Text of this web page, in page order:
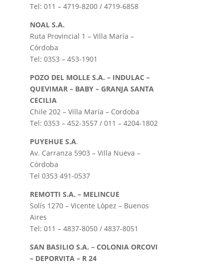
Tel: 011 – 4719-8200 / 4719-6858
NOAL S.A.
Ruta Provincial 1 – Villa María –
Córdoba
Tel: 0353 – 453-1901
POZO DEL MOLLE S.A. – INDULAC –
QUEVIMAR – BABY – GRANJA SANTA
CECILIA
Chile 202 – Villa María – Cordoba
Tel: 0353 – 452-3557 / 011 – 4204-1802
PUYEHUE S.A.
Av. Carranza 5903 – Villa Nueva –
Córdoba
Tel 0353 491-0537
REMOTTI S.A. – MELINCUE
Solís 1270 – Vicente López – Buenos
Aires
Tel: 011 – 4837-8050 / 4837-8051
SAN BASILIO S.A. – COLONIA ORCOVI
– DEPORVITA – R 24